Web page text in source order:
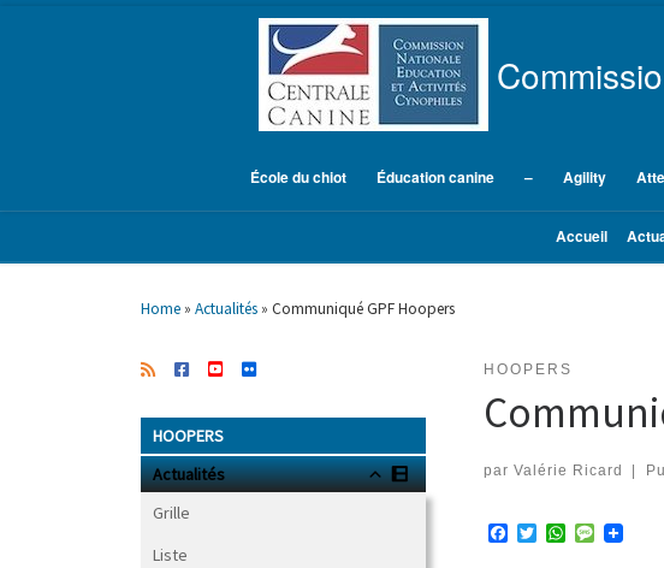
Accueil
École du chiot Éducation canine – Agility
Home » Actualités » Communiqué GPF Hoopers
HOOPERS
par Valérie Ricard
T
W
M
HOOPERS
Actualités
Grille
Liste